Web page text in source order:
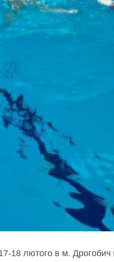
18 лютого в м. Дрогобич